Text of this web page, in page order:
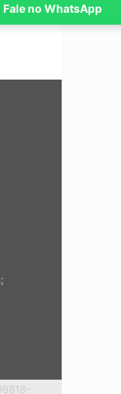
Fale no WhatsApp
;